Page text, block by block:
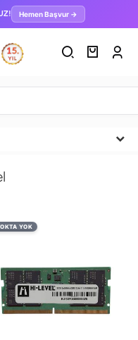
Hemen Başvur →
YOK